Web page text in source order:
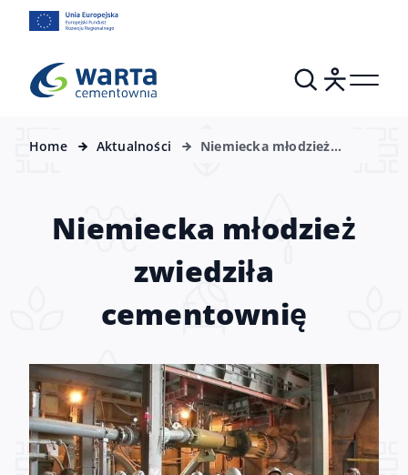
Home Aktualności
Niemiecka młodzież
Niemiecka młodzież
zwiedziła
cementownię